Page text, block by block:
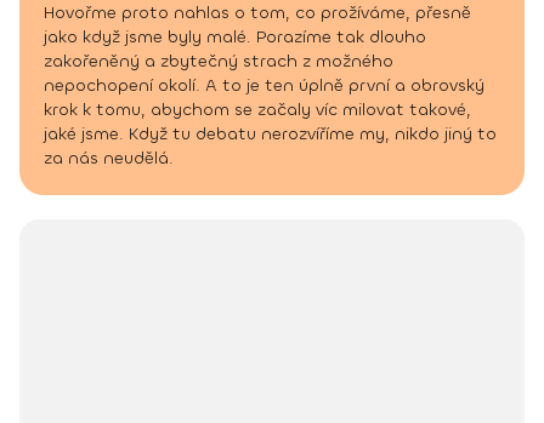
Hovořme proto nahlas o tom, co prožíváme, přesně
jako když jsme byly malé. Porazíme tak dlouho
zakořeněný a zbytečný strach z možného
nepochopení okolí. A to je ten úplně první a obrovský
krok k tomu, abychom se začaly víc milovat takové,
jaké jsme. Když tu debatu nerozvíříme my, nikdo jiný to
za nás neudělá.